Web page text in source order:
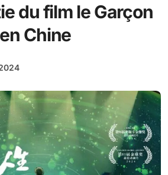
du film le Garçon
Chine